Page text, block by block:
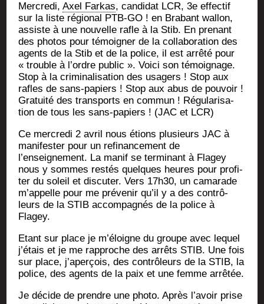
Mer­cre­di,Axel Far­kas, can­di­dat LCR, 3e effec­tif
sur la liste régio­nal PTB-GO ! en Bra­bant wal­lon,
assiste à une nou­velle rafle à la Stib. En pre­nant
des pho­tos pour témoi­gner de la col­la­bo­ra­tion des
agents de la Stib et de la police, il est arrê­té pour
« trouble à l’ordre public ». Voi­ci son témoi­gnage.
Stop à la cri­mi­na­li­sa­tion des usa­gers ! Stop aux
rafles de sans-papiers ! Stop aux abus de pou­voir !
Gra­tui­té des trans­ports en com­mun ! Régu­la­ri­sa­
tion de tous les sans-papiers ! (JAC et LCR)
Ce mer­cre­di 2 avril nous étions plu­sieurs JAC à
mani­fes­ter pour un refi­nan­ce­ment de
l’enseignement. La manif se ter­mi­nant à Fla­gey
nous y sommes res­tés quelques heures pour pro­fi­
ter du soleil et dis­cu­ter. Vers 17h30, un cama­rade
m’appelle pour me pré­ve­nir qu’il y a des contrô­
leurs de la STIB accom­pa­gnés de la police à
Flagey.
Etant sur place je m’éloigne du groupe avec lequel
j’étais et je me rap­proche des arrêts STIB. Une fois
sur place, j’aperçois, des contrô­leurs de la STIB, la
police, des agents de la paix et une femme arrêtée.
Je décide de prendre une pho­to. Après l’avoir prise